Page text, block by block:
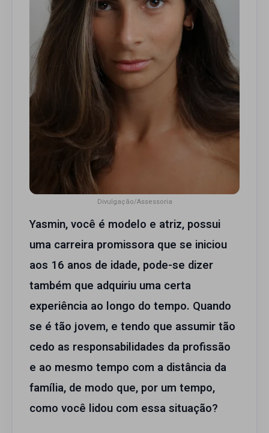
Divulgação/Assessoria
Yasmin, você é modelo e atriz, possui
uma carreira promissora que se iniciou
aos 16 anos de idade, pode-se dizer
também que adquiriu uma certa
experiência ao longo do tempo. Quando
se é tão jovem, e tendo que assumir tão
cedo as responsabilidades da profissão
e ao mesmo tempo com a distância da
família, de modo que, por um tempo,
como você lidou com essa situação?